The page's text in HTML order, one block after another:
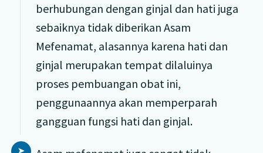
berhubungan dengan ginjal dan hati juga
sebaiknya tidak diberikan Asam
Mefenamat, alasannya karena hati dan
ginjal merupakan tempat dilaluinya
proses pembuangan obat ini,
penggunaannya akan memperparah
gangguan fungsi hati dan ginjal.